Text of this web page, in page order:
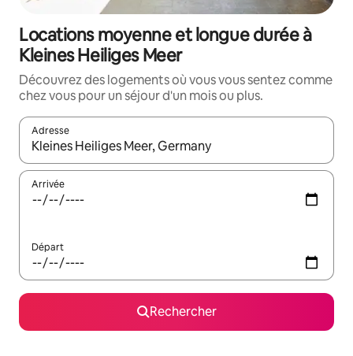
Locations moyenne et longue durée à
Kleines Heiliges Meer
Découvrez des logements où vous vous sentez comme
chez vous pour un séjour d'un mois ou plus.
Adresse
Lorsque les résultats s'affichent, utilisez les flèches vers le
Arrivée
Départ
Rechercher